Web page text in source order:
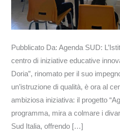
Pubblicato Da: Agenda SUD:
centro di iniziative educative
Doria”, rinomato per il suo
un’istruzione di qualità, è ora al
ambiziosa iniziativa: il progetto
programma, mira a colmare i
Sud Italia, offrendo […]